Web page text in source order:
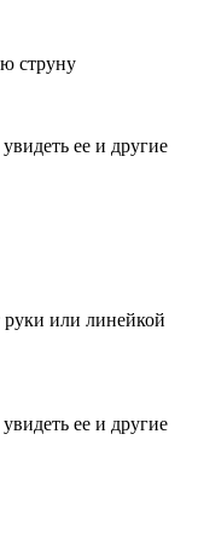
струну
ее и другие
или линейкой
ее и другие